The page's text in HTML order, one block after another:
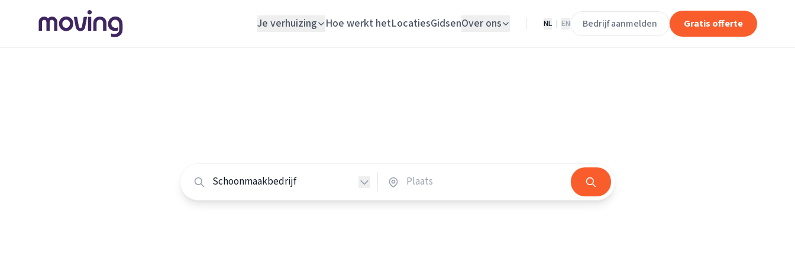
Je verhuizing
Loodgieter
Slotenmaker
Hoe werkt hetLocatiesGidsenOver ons NL EN Bedrijf aanmelden Gratis offerte